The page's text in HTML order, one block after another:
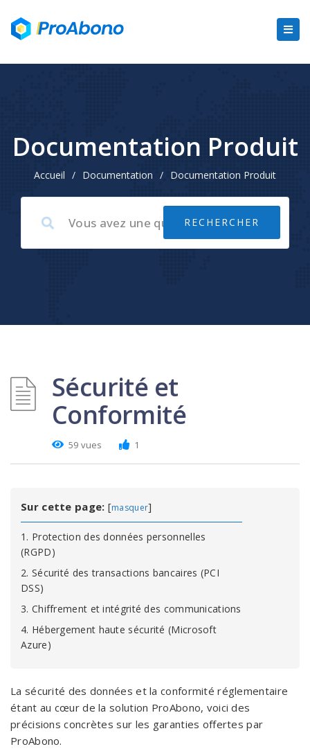
Documentation Produit
Accueil / Documentation / Documentation Produit
Sécurité et
Conformité
59 vues 1
Sur cette page: [masquer]
1. Protection des données personnelles
(RGPD)
2. Sécurité des transactions bancaires (PCI
DSS)
3. Chiffrement et intégrité des communications
4. Hébergement haute sécurité (Microsoft
Azure)
La sécurité des données et la conformité réglementaire
étant au cœur de la solution ProAbono, voici des
précisions concrètes sur les garanties offertes par
ProAbono.